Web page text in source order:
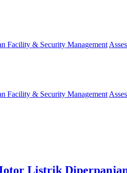
Facility & Security Management
Facility & Security Management
Listrik